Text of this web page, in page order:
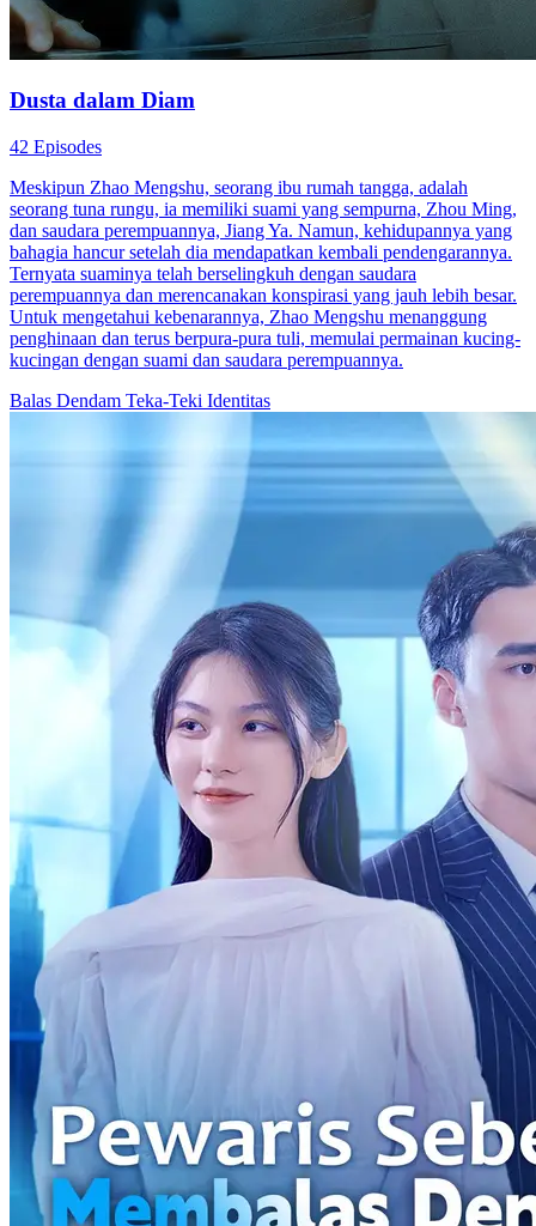
Tiga Saudara Posesifku
Yatim piatu sejak kecil, Gu Jiao tumbuh bersama tiga saudara dari
keluarga tetangga, keluarga Mu, yang sejak lama menjalin
persahabatan. Ketiga saudara itu jatuh cinta padanya dan menuntut
agar saat dewasa, ia memilih salah satu sebagai suami. Gu Jiao pun
berusaha menghindari perjodohan dengan keluarga Mu dengan
menikah dengan kekasihnya, Lin Chengming, namun akhirnya
dikhianati oleh kekasih dan sahabat perempuannya. Setelah
melewati berbagai cobaan—dari obat terlarang, kebutaan, hingga
penculikan—Gu Jiao akhirnya mengalami amnesia, sementara
ketiga saudara itu memutuskan dengan cara lembut untuk
mengejarnya kembali.
Dimanjakan Musuh Jadi Kekasih